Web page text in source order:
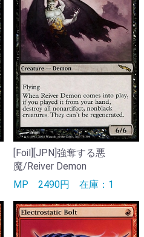
[Foil][JPN]強奪する悪
魔/Reiver Demon
MP 2490円 在庫：1